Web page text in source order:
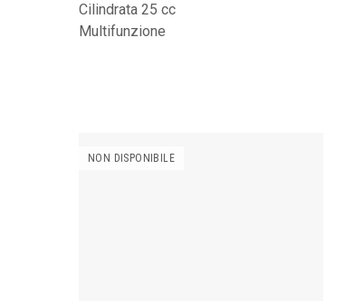
Cilindrata 25 cc
Multifunzione
NON DISPONIBILE